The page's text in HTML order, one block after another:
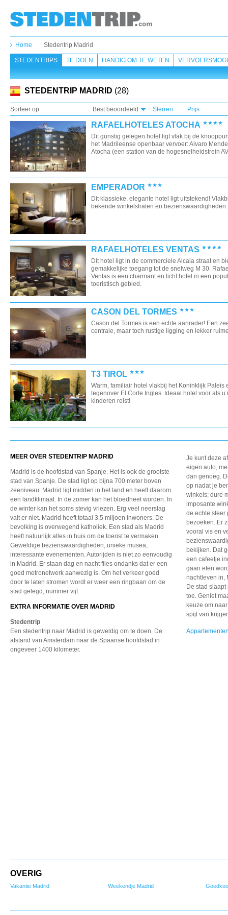
Home Stedentrip Madrid
STEDENTRIPS TE DOEN HANDIG OM TE WETEN
STEDENTRIP MADRID (28)
Sorteer op: Best beoordeeld Sterren Prijs
RAFAELHOTELES ATOCHA
Dit gunstig gelegen hotel ligt vlak bij de
het Madrileense openbaar vervoer: Alvaro
Atocha (een station van de hogesnelheidstrein
EMPERADOR
Dit klassieke, elegante hotel ligt uitstekend!
bekende winkelstraten en bezienswaardigheden.
RAFAELHOTELES VENTAS
Dit hotel ligt in de commerciele Alcala straat en
gemakkelijke toegang tot de snelweg M 30.
Ventas is een charmant en licht hotel in een
toeristisch gebied.
CASON DEL TORMES
Cason del Tormes is een echte aanrader! Een
centrale, maar toch rustige ligging en lekker
T3 TIROL
Warm, familiair hotel vlakbij het Koninklijk Paleis
tegenover El Corte Ingles. Ideaal hotel voor als u
kinderen reist!
MEER OVER STEDENTRIP MADRID
Madrid is de hoofdstad van Spanje. Het is ook de grootste
stad van Spanje. De stad ligt op bijna 700 meter boven
zeeniveau. Madrid ligt midden in het land en heeft daarom
een landklimaat. In de zomer kan het bloedheet worden. In
de winter kan het soms stevig vriezen. Erg veel neerslag
valt er niet. Madrid heeft totaal 3,5 miljoen inwoners. De
bevolking is overwegend katholiek. Een stad als Madrid
heeft natuurlijk alles in huis om de toerist te vermaken.
Geweldige bezienswaardigheden, unieke musea,
interessante evenementen. Autorijden is niet zo eenvoudig
in Madrid. Er staan dag en nacht files ondanks dat er een
goed metronetwerk aanwezig is. Om het verkeer goed
door te laten stromen wordt er weer een ringbaan om de
stad gelegd, nummer vijf.
EXTRA INFORMATIE OVER MADRID
Stedentrip
Een stedentrip naar Madrid is geweldig om te doen. De
afstand van Amsterdam naar de Spaanse hoofdstad in
ongeveer 1400 kilometer.
Je kunt deze
eigen auto,
dan genoeg.
op nadat je
winkels; dure
imposante
de echte sfeer
bezoeken. Er
vooral vis en
bekijken. Dat
een cafeetje
gaan eten
nachtleven in,
De stad
toe. Geniet
keuze om
spijt van
OVERIG
Vakantie Madrid Weekendje Madrid